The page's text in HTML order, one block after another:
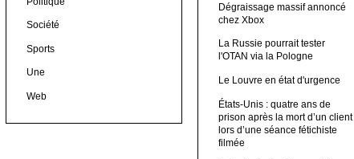
Société
Sports
Une
Web
Dégraissage massif annoncé
chez Xbox
La Russie pourrait tester
l'OTAN via la Pologne
Le Louvre en état d'urgence
États-Unis : quatre ans de
prison après la mort d’un client
lors d’une séance fétichiste
filmée